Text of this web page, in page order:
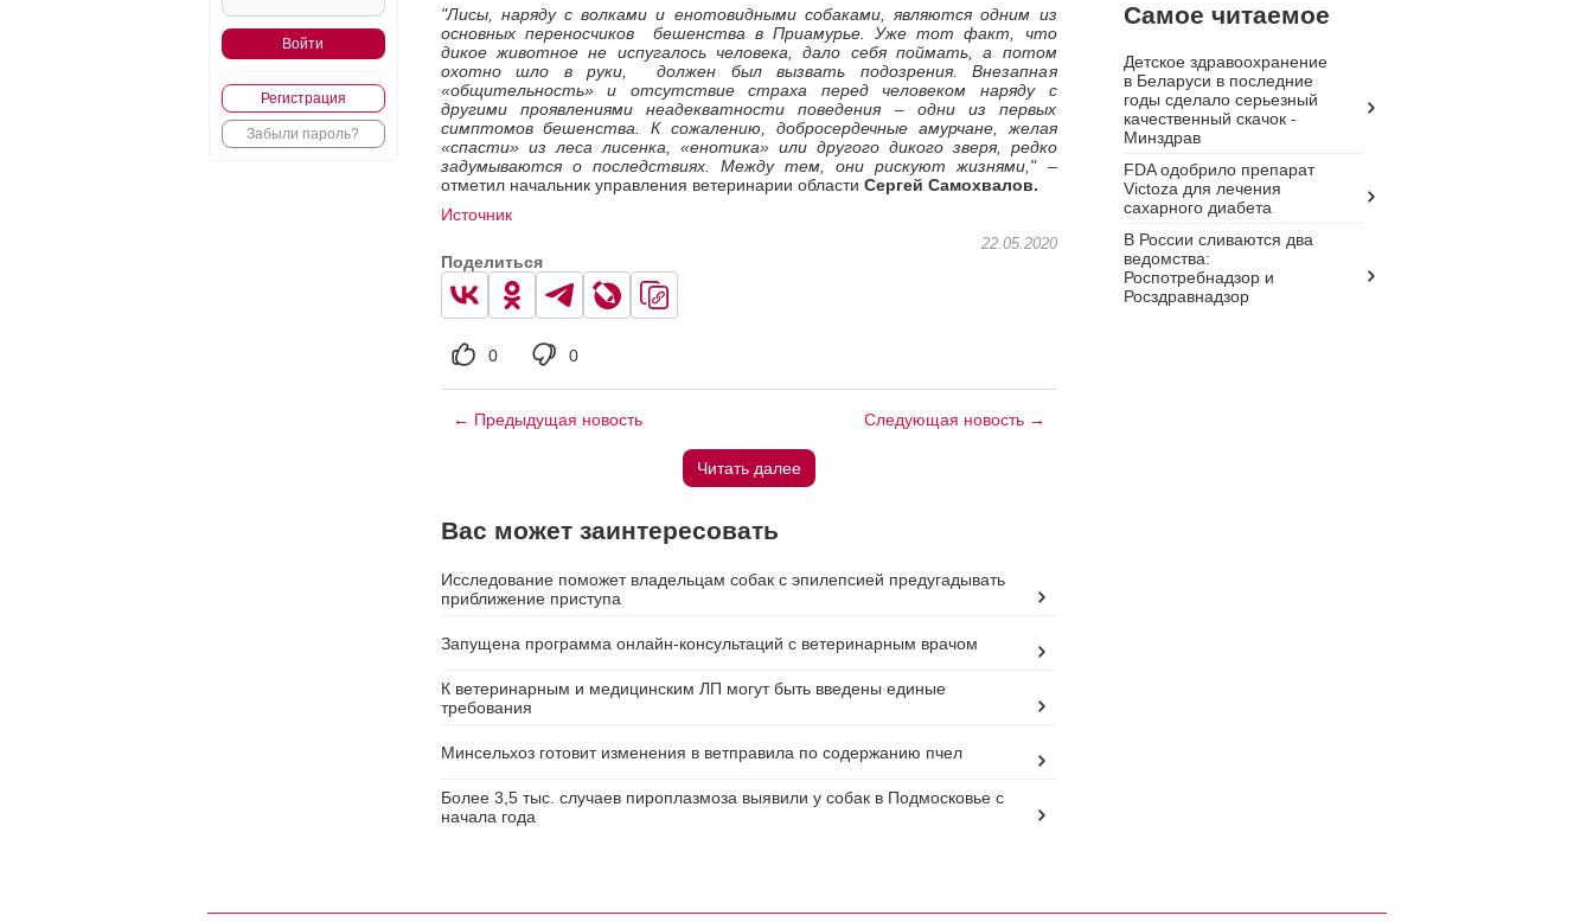
Регистрация
Забыли пароль?
"Лисы, наряду с волками и енотовидными собаками, являются одним из
основных переносчиков бешенства в Приамурье. Уже тот факт, что
дикое животное не испугалось человека, дало себя поймать, а потом
охотно шло в руки, должен был вызвать подозрения. Внезапная
«общительность» и отсутствие страха перед человеком наряду с
другими проявлениями неадекватности поведения – одни из первых
симптомов бешенства. К сожалению, добросердечные амурчане, желая
«спасти» из леса лисенка, «енотика» или другого дикого зверя, редко
задумываются о последствиях. Между тем, они рискуют жизнями,"–
отметил начальник управления ветеринарии области Сергей Самохвалов.
Источник
22.05.2020
Поделиться
0 0
← Предыдущая новость Следующая новость →
Читать далее
Вас может заинтересовать
Исследование поможет владельцам собак с эпилепсией предугадывать
приближение приступа
Запущена программа онлайн-консультаций с ветеринарным врачом
К ветеринарным и медицинским ЛП могут быть введены единые
требования
Минсельхоз готовит изменения в ветправила по содержанию пчел
Более 3,5 тыс. случаев пироплазмоза выявили у собак в Подмосковье с
начала года
Самое читаемое
Детское здравоохранение
в Беларуси в последние
годы сделало серьезный
качественный скачок -
Минздрав
FDA одобрило препарат
Victoza для лечения
сахарного диабета
В России сливаются два
ведомства:
Роспотребнадзор и
Росздравнадзор